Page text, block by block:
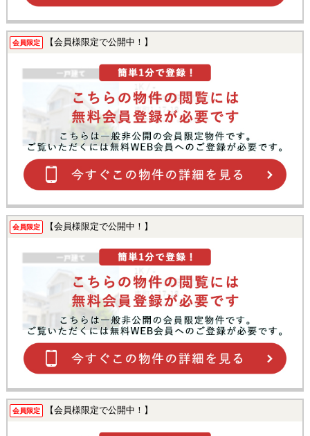
会員限定 【会員様限定で公開中！】
会員限定 【会員様限定で公開中！】
会員限定 【会員様限定で公開中！】